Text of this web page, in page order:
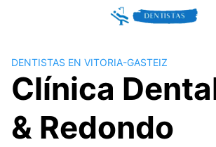
DENTISTAS EN VITORIA-GASTEIZ
Clínica
& Redondo